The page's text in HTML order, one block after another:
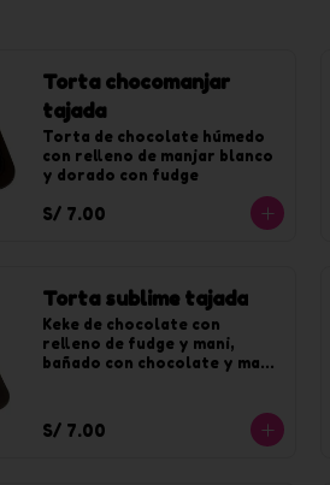
Torta chocomanjar
tajada
Torta de chocolate húmedo
con relleno de manjar blanco
y dorado con fudge
S/ 7.00
Torta sublime tajada
Keke de chocolate con
relleno de fudge y mani,
bañado con chocolate y maní
S/ 7.00